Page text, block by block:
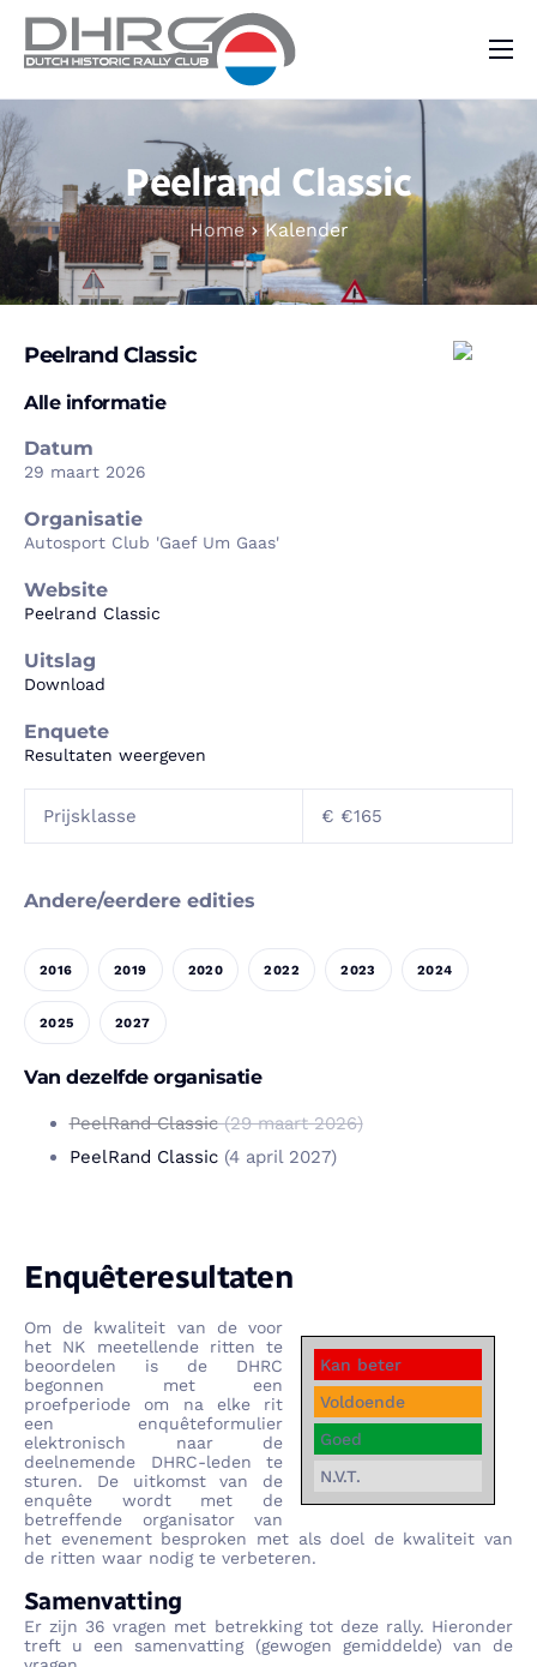
Kalender
Vraag & Aanbod
Nieuws
Contact
Peelrand Classic
Home Kalender
Peelrand Classic
Alle informatie
Datum
29 maart 2026
Organisatie
Autosport Club 'Gaef Um Gaas'
Website
Peelrand Classic
Uitslag
Download
Enquete
Resultaten weergeven
Prijsklasse € €165
Andere/eerdere edities
2016 2019 2020 2022 2023 2024
2025 2027
Van dezelfde organisatie
PeelRand Classic(29 maart 2026)
PeelRand Classic(4 april 2027)
Enquêteresultaten
Kan beter
Voldoende
Goed
N.V.T.
Om de kwaliteit van de voor
het NK meetellende ritten te
beoordelen is de DHRC
begonnen met een
proefperiode om na elke rit
een enquêteformulier
elektronisch naar de
deelnemende DHRC-leden te
sturen. De uitkomst van de
enquête wordt met de
betreffende organisator van
het evenement besproken met als doel de kwaliteit van
de ritten waar nodig te verbeteren.
Samenvatting
Er zijn 36 vragen met betrekking tot deze rally. Hieronder
treft u een samenvatting (gewogen gemiddelde) van de